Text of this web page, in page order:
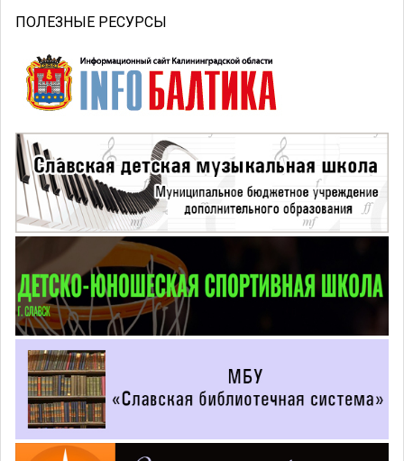
ПОЛЕЗНЫЕ РЕСУРСЫ